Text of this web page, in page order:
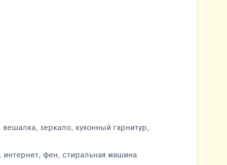
зеркало, кухонный гарнитур,
интернет, фен, стиральная машина